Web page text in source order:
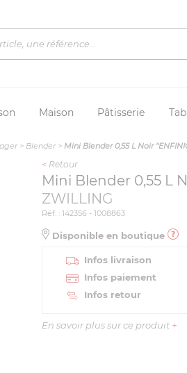
Maison Pâtisserie
> Blender> Mini Blender 0,55 L Noir
< Retour
Mini Blender 0,55 L
ZWILLING
Réf. : 142356 - 1008863
Disponible en boutique
Infos livraison
Infos paiement
Infos retour
En savoir plus sur ce produit +